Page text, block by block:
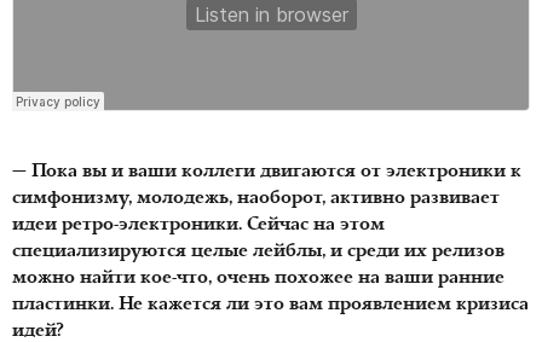
— Пока вы и ваши коллеги двигаются от электроники к
симфонизму, молодежь, наоборот, активно развивает
идеи ретро-электроники. Сейчас на этом
специализируются целые лейблы, и среди их релизов
можно найти кое-что, очень похожее на ваши ранние
пластинки. Не кажется ли это вам проявлением кризиса
идей?